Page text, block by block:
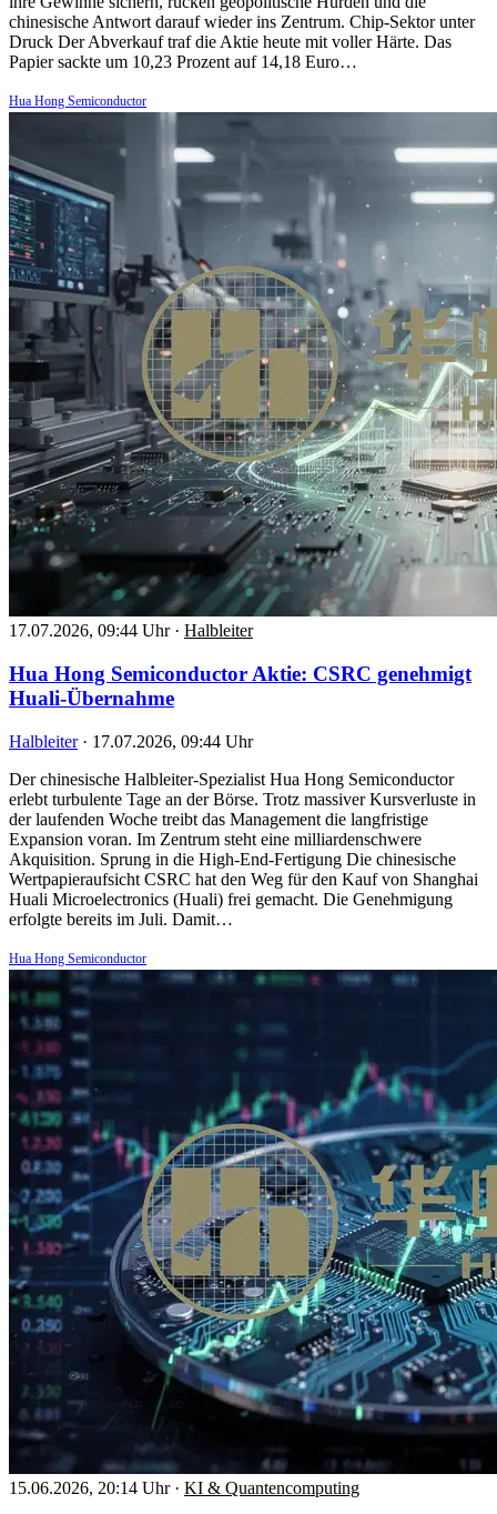
chinesische Antwort darauf wieder ins Zentrum. Chip-Sektor unter
Druck Der Abverkauf traf die Aktie heute mit voller Härte. Das
Papier sackte um 10,23 Prozent auf 14,18 Euro…
Hua Hong Semiconductor
17.07.2026, 09:44 Uhr · Halbleiter
Hua Hong Semiconductor Aktie: CSRC genehmigt
Huali-Übernahme
Halbleiter · 17.07.2026, 09:44 Uhr
Der chinesische Halbleiter-Spezialist Hua Hong Semiconductor
erlebt turbulente Tage an der Börse. Trotz massiver Kursverluste in
der laufenden Woche treibt das Management die langfristige
Expansion voran. Im Zentrum steht eine milliardenschwere
Akquisition. Sprung in die High-End-Fertigung Die chinesische
Wertpapieraufsicht CSRC hat den Weg für den Kauf von Shanghai
Huali Microelectronics (Huali) frei gemacht. Die Genehmigung
erfolgte bereits im Juli. Damit…
Hua Hong Semiconductor
15.06.2026, 20:14 Uhr · KI & Quantencomputing